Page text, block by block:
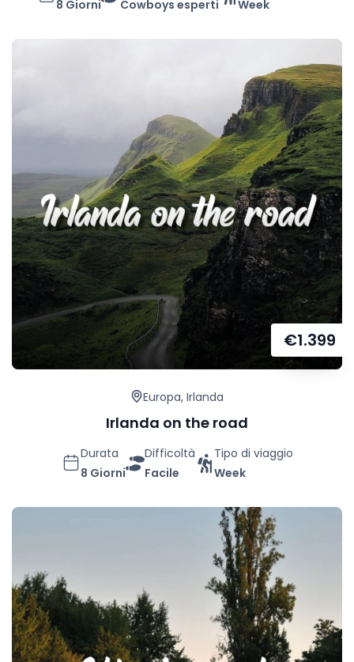
8 Giorni
Cowboys esperti
Week
€1.399
Europa, Irlanda
Irlanda on the road
Durata
8 Giorni
Difficoltà
Facile
Tipo di viaggio
Week